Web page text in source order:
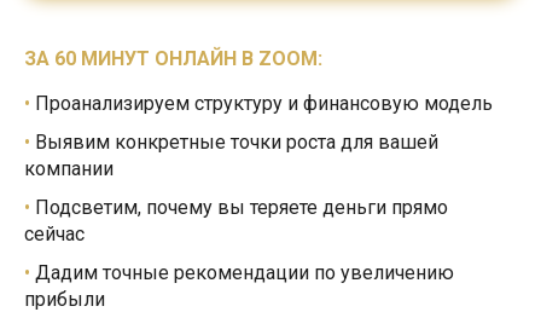
ЗА 60 МИНУТ ОНЛАЙН В ZOOM:
• Проанализируем структуру и финансовую модель
• Выявим конкретные точки роста для вашей
компании
• Подсветим, почему вы теряете деньги прямо
сейчас
• Дадим точные рекомендации по увеличению
прибыли